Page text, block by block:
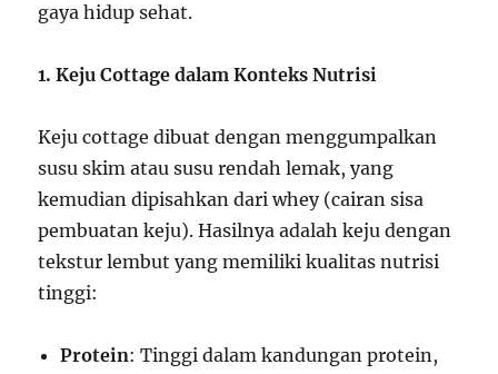
gaya hidup sehat.
1. Keju Cottage dalam Konteks Nutrisi
Keju cottage dibuat dengan menggumpalkan
susu skim atau susu rendah lemak, yang
kemudian dipisahkan dari whey (cairan sisa
pembuatan keju). Hasilnya adalah keju dengan
tekstur lembut yang memiliki kualitas nutrisi
tinggi:
Protein: Tinggi dalam kandungan protein,